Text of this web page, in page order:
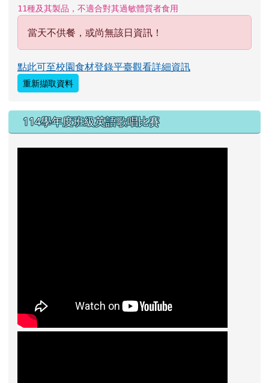
11種及其製品，不適合對其過敏體質者食用
當天不供餐，或尚無該日資訊！
點此可至校園食材登錄平臺觀看詳細資訊
重新擷取資料
114學年度班級英語歌唱比賽